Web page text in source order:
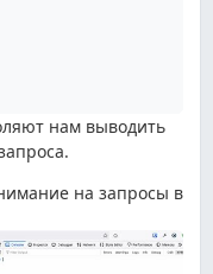
нам выводить
на запросы в